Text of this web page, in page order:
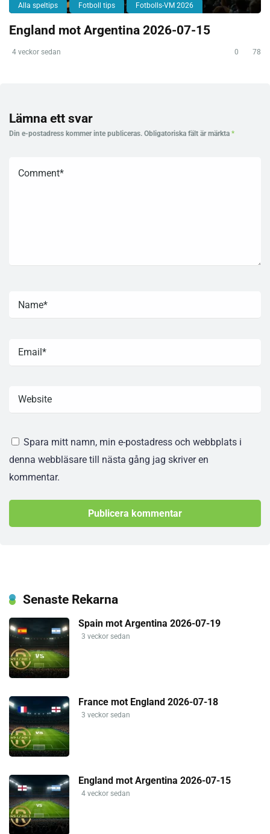
Alla speltips Fotboll tips Fotbolls-VM 2026
England mot Argentina 2026-07-15
4 veckor sedan 0 78
Lämna ett svar
Din e-postadress kommer inte publiceras. Obligatoriska fält är märkta *
Spara mitt namn, min e-postadress och webbplats i
denna webbläsare till nästa gång jag skriver en
kommentar.
Senaste Rekarna
Spain mot Argentina 2026-07-19
3 veckor sedan
France mot England 2026-07-18
3 veckor sedan
England mot Argentina 2026-07-15
4 veckor sedan